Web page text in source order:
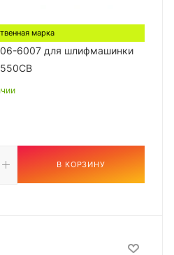
марка
6007 для шлифмашинки
В КОРЗИНУ